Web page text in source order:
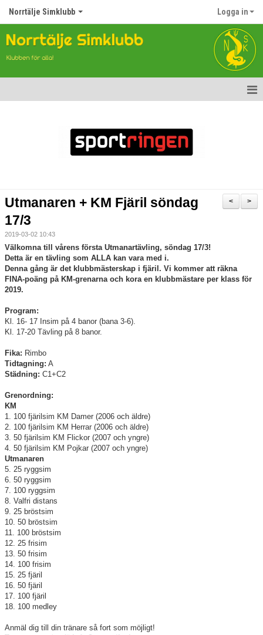
Norrtälje Simklubb Logga in
Anmälan till Simklubben
Våra tävlingar
Klubbkollektion
>
<
Utmanaren + KM Fjäril söndag
17/3
2019-03-02 10:43
Välkomna till vårens första Utmanartävling, söndag 17/3!
Detta är en tävling som ALLA kan vara med i.
Denna gång är det klubbmästerskap i fjäril. Vi kommer att räkna
FINA-poäng på KM-grenarna och kora en klubbmästare per klass för
2019.
Program:
Kl. 16- 17 Insim på 4 banor (bana 3-6).
Kl. 17-20 Tävling på 8 banor.
Fika: Rimbo
Tidtagning: A
Städning: C1+C2
Grenordning:
KM
1. 100 fjärilsim KM Damer (2006 och äldre)
2. 100 fjärilsim KM Herrar (2006 och äldre)
3. 50 fjärilsim KM Flickor (2007 och yngre)
4. 50 fjärilsim KM Pojkar (2007 och yngre)
Utmanaren
5. 25 ryggsim
6. 50 ryggsim
7. 100 ryggsim
8. Valfri distans
9. 25 bröstsim
10. 50 bröstsim
11. 100 bröstsim
12. 25 frisim
13. 50 frisim
14. 100 frisim
15. 25 fjäril
16. 50 fjäril
17. 100 fjäril
18. 100 medley
Anmäl dig till din tränare så fort som möjligt!